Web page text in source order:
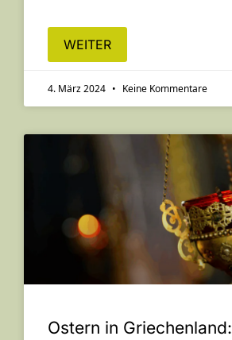
WEITER
4. März 2024 Keine Kommentare
Ostern in Griechenland: